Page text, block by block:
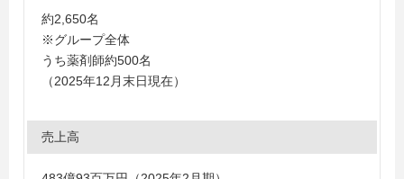
約2,650名
※グループ全体
うち薬剤師約500名
（2025年12月末日現在）
売上高